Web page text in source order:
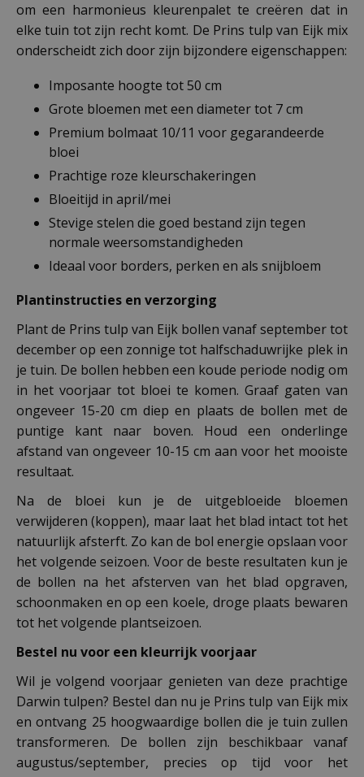
om een harmonieus kleurenpalet te creëren dat in
elke tuin tot zijn recht komt. De Prins tulp van Eijk mix
onderscheidt zich door zijn bijzondere eigenschappen:
Imposante hoogte tot 50 cm
Grote bloemen met een diameter tot 7 cm
Premium bolmaat 10/11 voor gegarandeerde
bloei
Prachtige roze kleurschakeringen
Bloeitijd in april/mei
Stevige stelen die goed bestand zijn tegen
normale weersomstandigheden
Ideaal voor borders, perken en als snijbloem
Plantinstructies en verzorging
Plant de Prins tulp van Eijk bollen vanaf september tot
december op een zonnige tot halfschaduwrijke plek in
je tuin. De bollen hebben een koude periode nodig om
in het voorjaar tot bloei te komen. Graaf gaten van
ongeveer 15-20 cm diep en plaats de bollen met de
puntige kant naar boven. Houd een onderlinge
afstand van ongeveer 10-15 cm aan voor het mooiste
resultaat.
Na de bloei kun je de uitgebloeide bloemen
verwijderen (koppen), maar laat het blad intact tot het
natuurlijk afsterft. Zo kan de bol energie opslaan voor
het volgende seizoen. Voor de beste resultaten kun je
de bollen na het afsterven van het blad opgraven,
schoonmaken en op een koele, droge plaats bewaren
tot het volgende plantseizoen.
Bestel nu voor een kleurrijk voorjaar
Wil je volgend voorjaar genieten van deze prachtige
Darwin tulpen? Bestel dan nu je Prins tulp van Eijk mix
en ontvang 25 hoogwaardige bollen die je tuin zullen
transformeren. De bollen zijn beschikbaar vanaf
augustus/september, precies op tijd voor het